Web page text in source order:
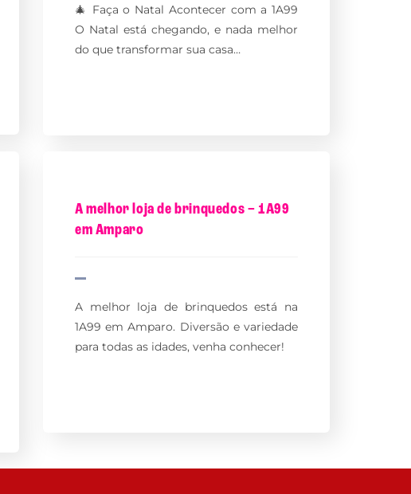
🎄 Faça o Natal Acontecer com a 1A99
O Natal está chegando, e nada melhor
do que transformar sua casa…
A melhor loja de brinquedos – 1A99
em Amparo
A melhor loja de brinquedos está na
1A99 em Amparo. Diversão e variedade
para todas as idades, venha conhecer!